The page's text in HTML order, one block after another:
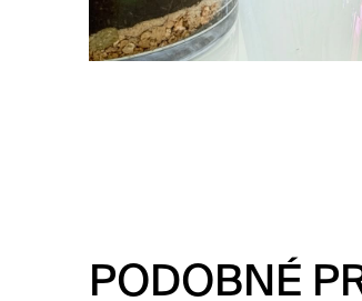
PODOBNÉ